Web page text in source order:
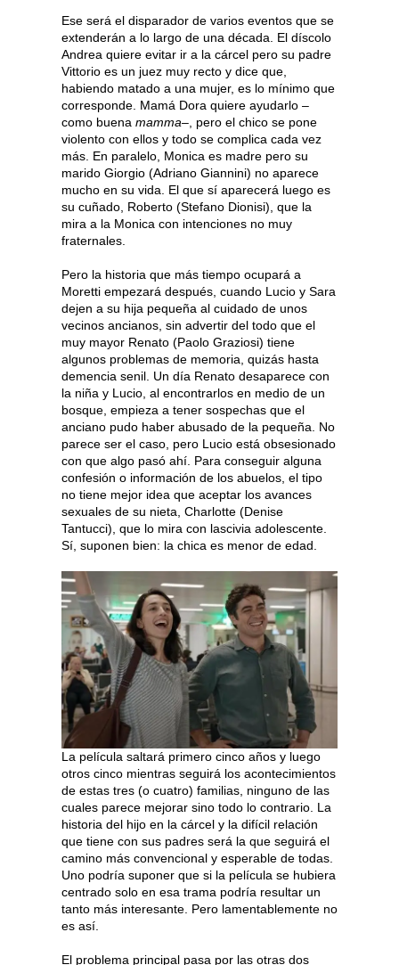
Ese será el disparador de varios eventos que se
extenderán a lo largo de una década. El díscolo
Andrea quiere evitar ir a la cárcel pero su padre
Vittorio es un juez muy recto y dice que,
habiendo matado a una mujer, es lo mínimo que
corresponde. Mamá Dora quiere ayudarlo –
como buena mamma–, pero el chico se pone
violento con ellos y todo se complica cada vez
más. En paralelo, Monica es madre pero su
marido Giorgio (Adriano Giannini) no aparece
mucho en su vida. El que sí aparecerá luego es
su cuñado, Roberto (Stefano Dionisi), que la
mira a la Monica con intenciones no muy
fraternales.
Pero la historia que más tiempo ocupará a
Moretti empezará después, cuando Lucio y Sara
dejen a su hija pequeña al cuidado de unos
vecinos ancianos, sin advertir del todo que el
muy mayor Renato (Paolo Graziosi) tiene
algunos problemas de memoria, quizás hasta
demencia senil. Un día Renato desaparece con
la niña y Lucio, al encontrarlos en medio de un
bosque, empieza a tener sospechas que el
anciano pudo haber abusado de la pequeña. No
parece ser el caso, pero Lucio está obsesionado
con que algo pasó ahí. Para conseguir alguna
confesión o información de los abuelos, el tipo
no tiene mejor idea que aceptar los avances
sexuales de su nieta, Charlotte (Denise
Tantucci), que lo mira con lascivia adolescente.
Sí, suponen bien: la chica es menor de edad.
La película saltará primero cinco años y luego
otros cinco mientras seguirá los acontecimientos
de estas tres (o cuatro) familias, ninguno de las
cuales parece mejorar sino todo lo contrario. La
historia del hijo en la cárcel y la difícil relación
que tiene con sus padres será la que seguirá el
camino más convencional y esperable de todas.
Uno podría suponer que si la película se hubiera
centrado solo en esa trama podría resultar un
tanto más interesante. Pero lamentablemente no
es así.
El problema principal pasa por las otras dos